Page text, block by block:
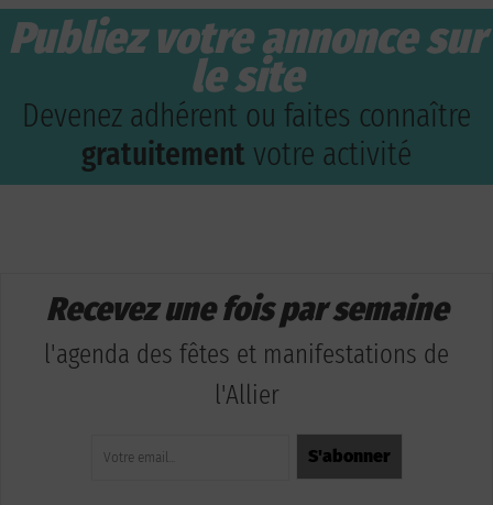
Publiez votre annonce sur
le site
Devenez adhérent ou faites connaître
gratuitement votre activité
Recevez une fois par semaine
l'agenda des fêtes et manifestations de
l'Allier